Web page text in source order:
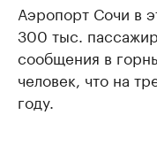
Аэропорт Сочи в
300 тыс.
сообщения в
человек, что на
году.